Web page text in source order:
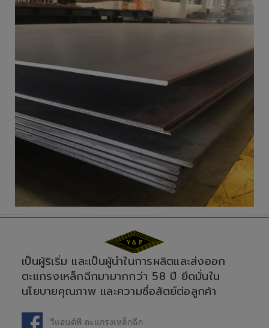
เป็นผู้ริเริ่ม และเป็นผู้นำในการผลิตและส่งออก
ตะแกรงเหล็กฉีกมามากกว่า 58 ปี ยึดมั่นใน
นโยบายคุณภาพ และความซื่อสัตย์ต่อลูกค้า
วีแอนด์พี ตะแกรงเหล็กฉีก